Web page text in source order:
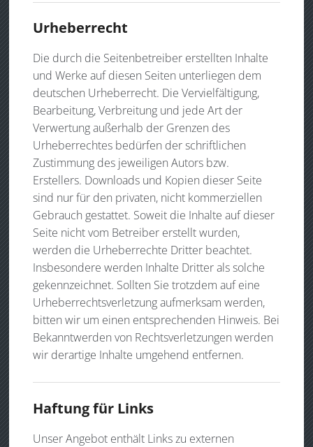
Urheberrecht
Die durch die Seitenbetreiber erstellten Inhalte
und Werke auf diesen Seiten unterliegen dem
deutschen Urheberrecht. Die Vervielfältigung,
Bearbeitung, Verbreitung und jede Art der
Verwertung außerhalb der Grenzen des
Urheberrechtes bedürfen der schriftlichen
Zustimmung des jeweiligen Autors bzw.
Erstellers. Downloads und Kopien dieser Seite
sind nur für den privaten, nicht kommerziellen
Gebrauch gestattet. Soweit die Inhalte auf dieser
Seite nicht vom Betreiber erstellt wurden,
werden die Urheberrechte Dritter beachtet.
Insbesondere werden Inhalte Dritter als solche
gekennzeichnet. Sollten Sie trotzdem auf eine
Urheberrechtsverletzung aufmerksam werden,
bitten wir um einen entsprechenden Hinweis. Bei
Bekanntwerden von Rechtsverletzungen werden
wir derartige Inhalte umgehend entfernen.
Haftung für Links
Unser Angebot enthält Links zu externen